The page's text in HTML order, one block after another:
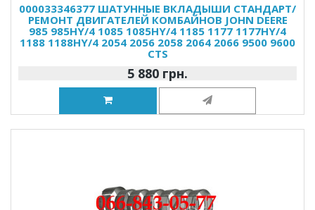
000033346377 ШАТУННЫЕ ВКЛАДЫШИ СТАНДАРТ/
РЕМОНТ ДВИГАТЕЛЕЙ КОМБАЙНОВ JOHN DEERE
985 985HY/4 1085 1085HY/4 1185 1177 1177HY/4
1188 1188HY/4 2054 2056 2058 2064 2066 9500 9600
CTS
5 880 грн.